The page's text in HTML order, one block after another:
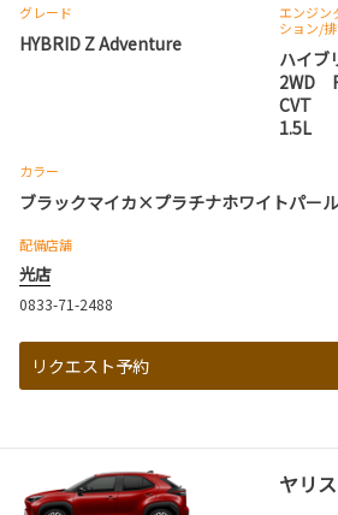
グレード
HYBRID Z Adventure
エンジン
ション/
ハイブ
2WD
CVT
1.5L
カラー
ブラックマイカ×プラチナホワイトパー
配備店舗
光店
0833-71-2488
リクエスト予約
ヤリ